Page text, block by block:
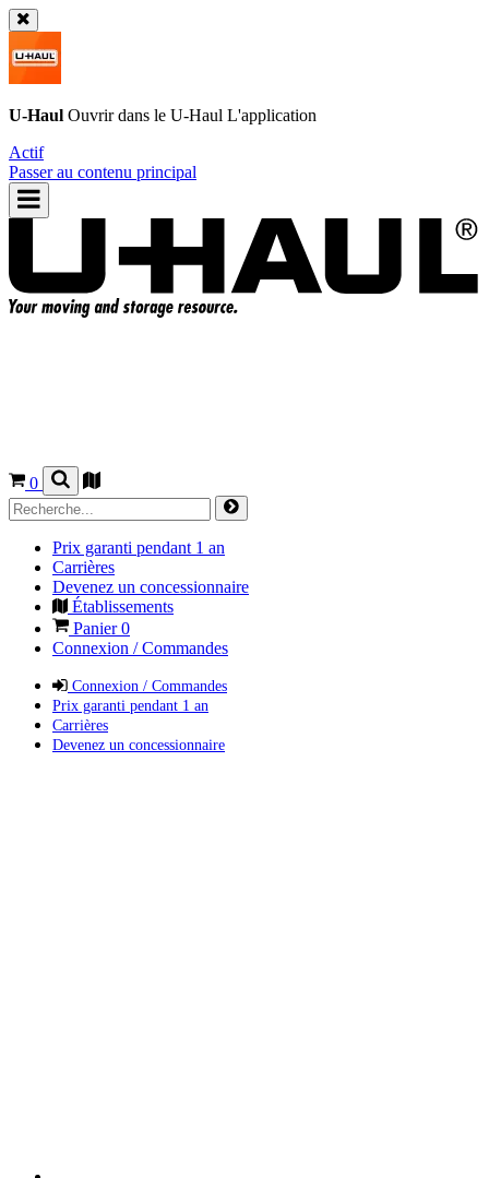
U-Haul Ouvrir dans le U-Haul L'application
Actif
Passer au contenu principal
0
Prix garanti pendant 1 an
Carrières
Devenez un concessionnaire
Établissements
Panier0
Connexion / Commandes
Connexion / Commandes
Prix garanti pendant 1 an
Carrières
Devenez un concessionnaire